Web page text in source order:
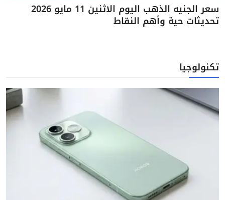
سعر الجنيه الذهب اليوم الاثنين 11 مايو 2026
تحديثات حية وأهم النقاط
تكنولوجيا